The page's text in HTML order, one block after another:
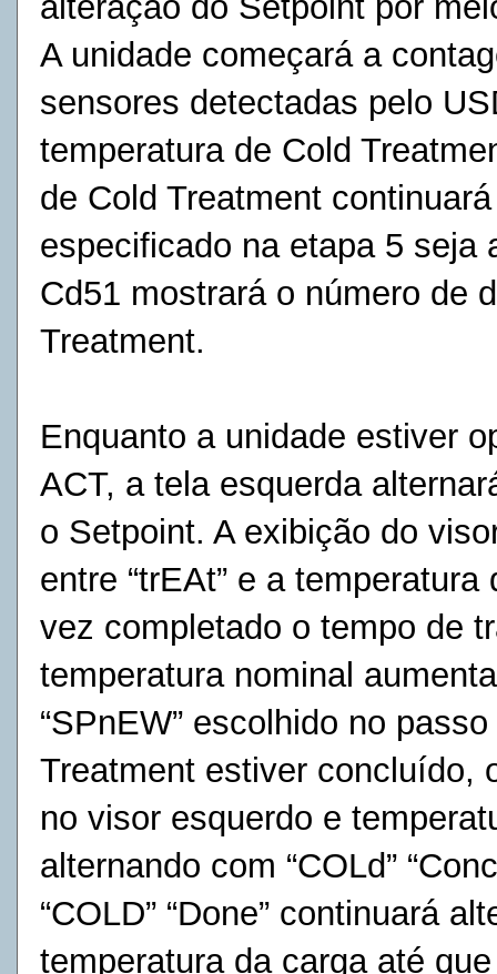
A unidade começará a
sensores detectadas pelo
temperatura de Cold
de Cold Treatment
especificado na etapa 5 seja
Cd51 mostrará o número de
Treatment.
Enquanto a unidade estiver
ACT, a tela esquerda
o Setpoint. A exibição do
entre “trEAt” e a
vez completado o tempo de
temperatura nominal
“SPnEW” escolhido no
Treatment estiver concluído,
no visor esquerdo e
alternando com “COLd”
“COLD” “Done” continuará
temperatura da carga até